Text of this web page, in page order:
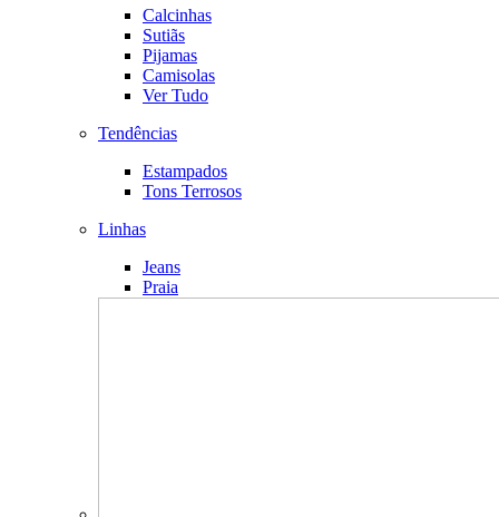
Calcinhas
Sutiãs
Pijamas
Camisolas
Ver Tudo
Tendências
Estampados
Tons Terrosos
Linhas
Jeans
Praia